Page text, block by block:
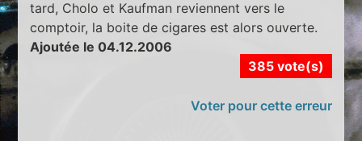
tard, Cholo et Kaufman reviennent vers le
comptoir, la boite de cigares est alors ouverte.
Ajoutée le 04.12.2006
385 vote(s)
Voter pour cette erreur